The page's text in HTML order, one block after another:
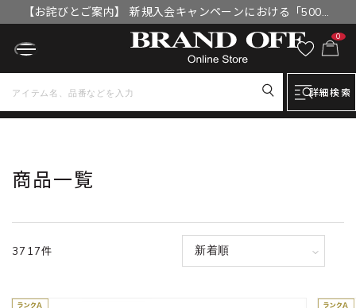
【お詫びとご案内】 新規入会キャンペーンにおける「500円
OFFクーポン」付与漏れと補填について
0
詳細検索
商品一覧
3717件